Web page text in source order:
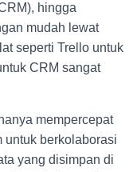
hingga
mudah lewat
seperti Trello untuk
CRM sangat
mempercepat
untuk berkolaborasi
yang disimpan di